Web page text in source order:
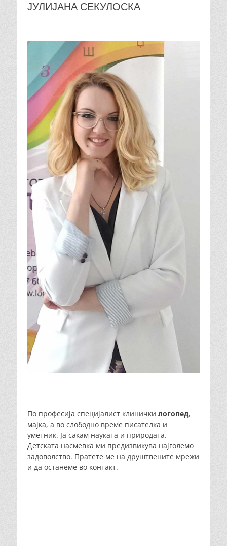
ЈУЛИЈАНА СЕКУЛОСКА
По професија специјалист клинички логопед,
мајка, а во слободно време писателка и
уметник. Ја сакам науката и природата.
Детската насмевка ми предизвикува најголемо
задоволство. Пратете ме на друштвените мрежи
и да останеме во контакт.